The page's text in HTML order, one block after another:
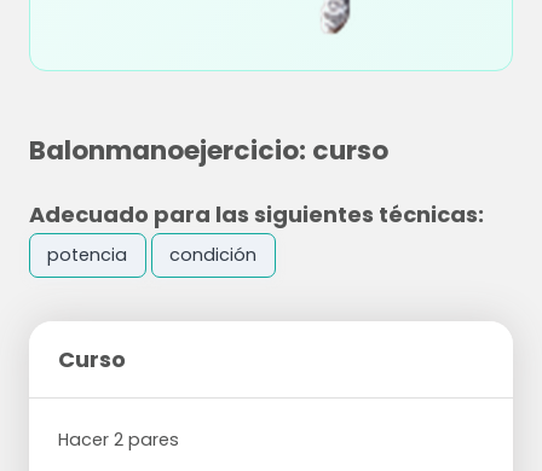
Balonmanoejercicio: curso
Adecuado para las siguientes técnicas:
potencia condición
Curso
Hacer 2 pares